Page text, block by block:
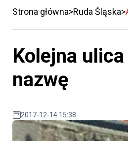
Strona główna Ruda Śląska
Kolejna
nazwę
2017-12-14 15:38